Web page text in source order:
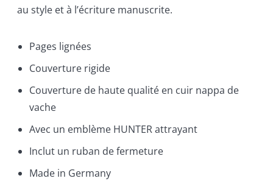
au style et à l’écriture manuscrite.
Pages lignées
Couverture rigide
Couverture de haute qualité en cuir nappa de
vache
Avec un emblème HUNTER attrayant
Inclut un ruban de fermeture
Made in Germany